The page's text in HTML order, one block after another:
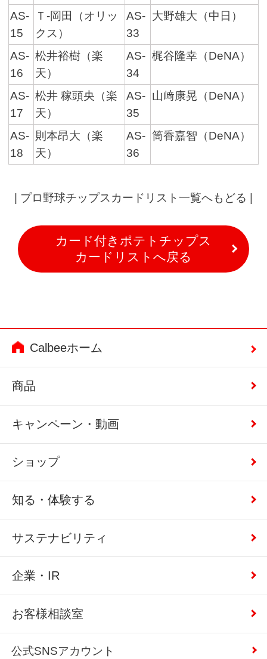
AS-
15
Ｔ-岡田（オリッ
クス）
AS-
33
大野雄大（中日）
AS-
16
松井裕樹（楽
天）
AS-
34
梶谷隆幸（DeNA）
AS-
17
松井 稼頭央（楽
天）
AS-
35
山﨑康晃（DeNA）
AS-
18
則本昂大（楽
天）
AS-
36
筒香嘉智（DeNA）
プロ野球チップスカードリスト一覧へもどる
カード付きポテトチップス
カードリストへ戻る
Calbeeホーム
商品
キャンペーン・動画
ショップ
知る・体験する
サステナビリティ
企業・IR
お客様相談室
公式SNSアカウント